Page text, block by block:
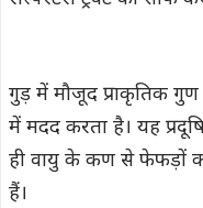
गुड़ में मौजूद प्राकृतिक गुण
में मदद करता है। यह
ही वायु के कण से फेफड़ों
हैं।